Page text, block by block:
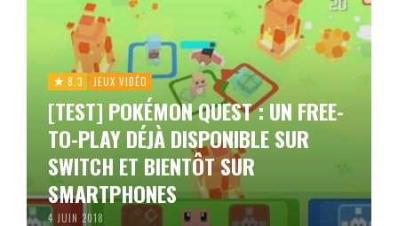
8.3 JEUX VIDÉO
[TEST] POKÉMON QUEST : UN FREE-
TO-PLAY DÉJÀ DISPONIBLE SUR
SWITCH ET BIENTÔT SUR
SMARTPHONES
4 JUIN 2018